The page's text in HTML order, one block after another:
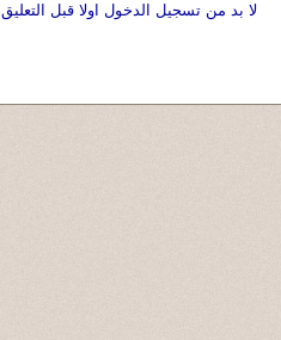
لا بد من تسجيل الدخول اولا قبل التعليق